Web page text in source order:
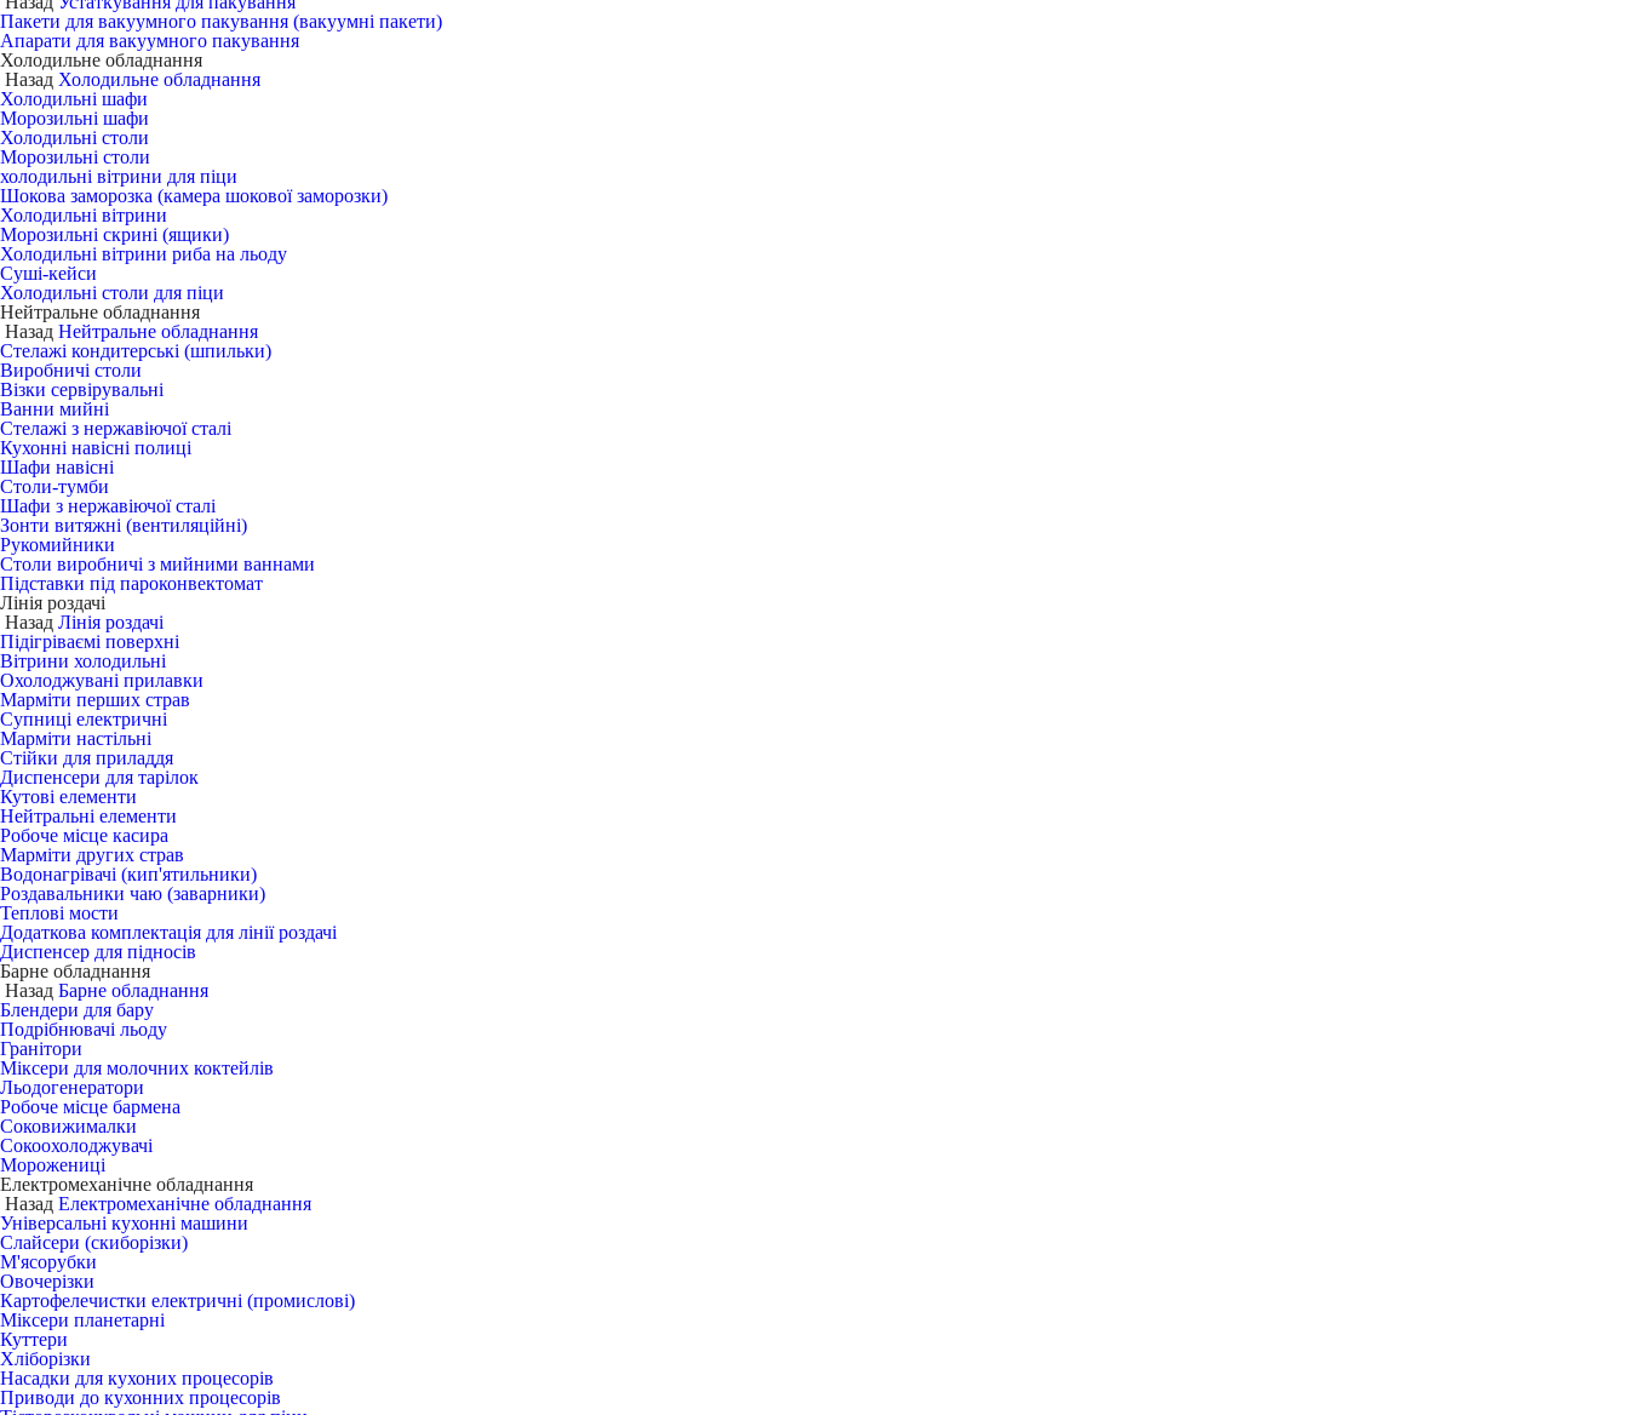
Пакети для вакуумного пакування (вакуумні пакети)
Апарати для вакуумного пакування
Холодильне обладнання
Назад Холодильне обладнання
Холодильні шафи
Морозильні шафи
Холодильні столи
Морозильні столи
холодильні вітрини для піци
Шокова заморозка (камера шокової заморозки)
Холодильні вітрини
Морозильні скрині (ящики)
Холодильні вітрини риба на льоду
Суші-кейси
Холодильні столи для піци
Нейтральне обладнання
Назад Нейтральне обладнання
Стелажі кондитерські (шпильки)
Виробничі столи
Візки сервірувальні
Ванни мийні
Стелажі з нержавіючої сталі
Кухонні навісні полиці
Шафи навісні
Столи-тумби
Шафи з нержавіючої сталі
Зонти витяжні (вентиляційні)
Рукомийники
Столи виробничі з мийними ваннами
Підставки під пароконвектомат
Лінія роздачі
Назад Лінія роздачі
Підігріваємі поверхні
Вітрини холодильні
Охолоджувані прилавки
Марміти перших страв
Супниці електричні
Марміти настільні
Стійки для приладдя
Диспенсери для тарілок
Кутові елементи
Нейтральні елементи
Робоче місце касира
Марміти других страв
Водонагрівачі (кип'ятильники)
Роздавальники чаю (заварники)
Теплові мости
Додаткова комплектація для лінії роздачі
Диспенсер для підносів
Барне обладнання
Назад Барне обладнання
Блендери для бару
Подрібнювачі льоду
Гранітори
Міксери для молочних коктейлів
Льодогенератори
Робоче місце бармена
Соковижималки
Сокоохолоджувачі
Морожениці
Електромеханічне обладнання
Назад Електромеханічне обладнання
Універсальні кухонні машини
Слайсери (скиборізки)
М'ясорубки
Овочерізки
Картофелечистки електричні (промислові)
Міксери планетарні
Куттери
Хліборізки
Насадки для кухоних процесорів
Приводи до кухонних процесорів